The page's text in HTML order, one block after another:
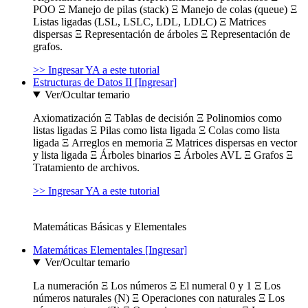
POO Ξ Manejo de pilas (stack) Ξ Manejo de colas (queue) Ξ
Listas ligadas (LSL, LSLC, LDL, LDLC) Ξ Matrices
dispersas Ξ Representación de árboles Ξ Representación de
grafos.
>> Ingresar YA a este tutorial
Estructuras de Datos II [Ingresar]
Ver/Ocultar temario
Axiomatización Ξ Tablas de decisión Ξ Polinomios como
listas ligadas Ξ Pilas como lista ligada Ξ Colas como lista
ligada Ξ Arreglos en memoria Ξ Matrices dispersas en vector
y lista ligada Ξ Árboles binarios Ξ Árboles AVL Ξ Grafos Ξ
Tratamiento de archivos.
>> Ingresar YA a este tutorial
Matemáticas Básicas y Elementales
Matemáticas Elementales [Ingresar]
Ver/Ocultar temario
La numeración Ξ Los números Ξ El numeral 0 y 1 Ξ Los
números naturales (N) Ξ Operaciones con naturales Ξ Los